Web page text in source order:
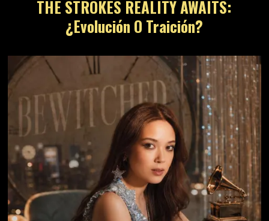
THE STROKES REALITY AWAITS:
¿Evolución O Traición?